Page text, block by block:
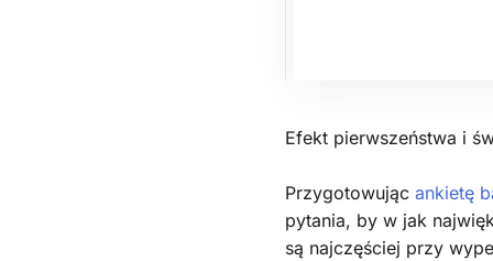
Efekt pierwszeństwa i
Przygotowującankietę
pytania, by w jak
są najczęściej przy